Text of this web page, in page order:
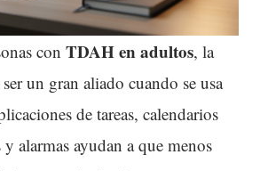
con TDAHen adultos, la
un gran aliado cuando se usa
de tareas, calendarios
alarmas ayudan a que menos